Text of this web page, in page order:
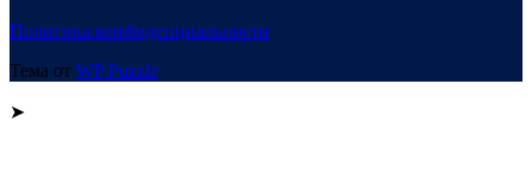
Политика конфиденциальности
Тема от WP Puzzle
➤